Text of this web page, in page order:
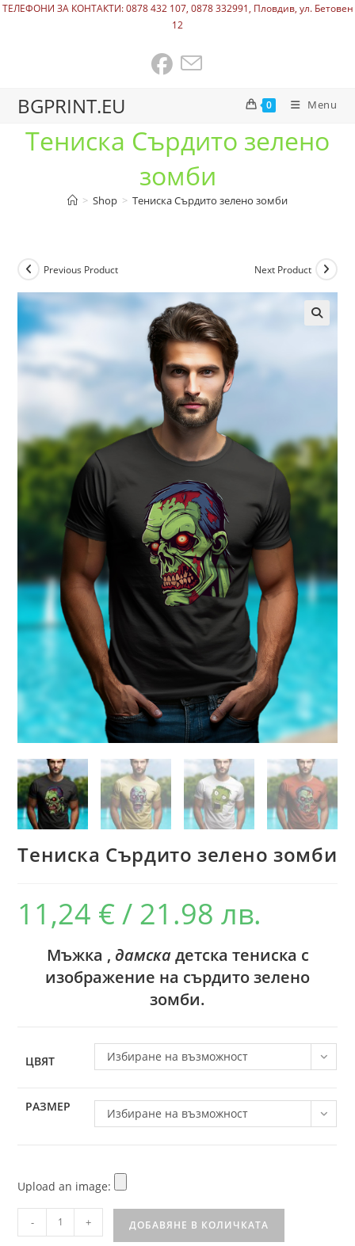
ТЕЛЕФОНИ ЗА КОНТАКТИ: 0878 432 107, 0878 332991, Пловдив, ул. Бетовен
12
BGPRINT.EU 0 Menu
Тениска Сърдито зелено
зомби
> Shop > Тениска Сърдито зелено зомби
Previous Product Next Product
Тениска Сърдито зелено зомби
11,24 € / 21.98 лв.
Мъжка , дамскадетска тениска с
изображение на сърдито зелено
зомби.
ЦВЯТ Избиране на възможност
РАЗМЕР Избиране на възможност
Upload an image:
- + ДОБАВЯНЕ В КОЛИЧКАТА